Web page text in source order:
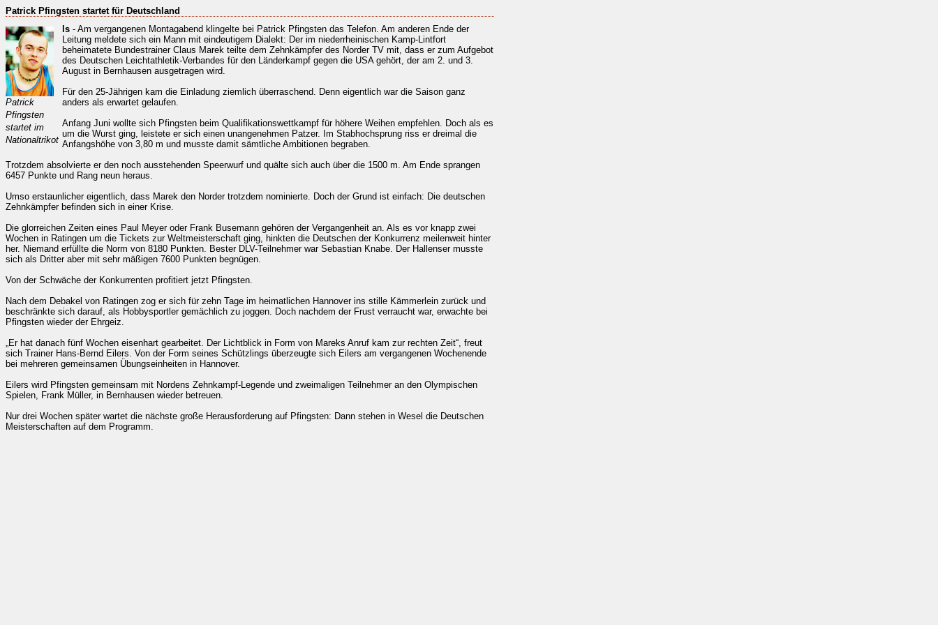
Patrick Pfingsten startet für Deutschland
Patrick
Pfingsten
startet im
Nationaltrikot
ls - Am vergangenen Montagabend klingelte bei Patrick Pfingsten das Telefon. Am anderen Ende der
Leitung meldete sich ein Mann mit eindeutigem Dialekt: Der im niederrheinischen Kamp-Lintfort
beheimatete Bundestrainer Claus Marek teilte dem Zehnkämpfer des Norder TV mit, dass er zum Aufgebot
des Deutschen Leichtathletik-Verbandes für den Länderkampf gegen die USA gehört, der am 2. und 3.
August in Bernhausen ausgetragen wird.
Für den 25-Jährigen kam die Einladung ziemlich überraschend. Denn eigentlich war die Saison ganz
anders als erwartet gelaufen.
Anfang Juni wollte sich Pfingsten beim Qualifikationswettkampf für höhere Weihen empfehlen. Doch als es
um die Wurst ging, leistete er sich einen unangenehmen Patzer. Im Stabhochsprung riss er dreimal die
Anfangshöhe von 3,80 m und musste damit sämtliche Ambitionen begraben.
Trotzdem absolvierte er den noch ausstehenden Speerwurf und quälte sich auch über die 1500 m. Am Ende sprangen
6457 Punkte und Rang neun heraus.
Umso erstaunlicher eigentlich, dass Marek den Norder trotzdem nominierte. Doch der Grund ist einfach: Die deutschen
Zehnkämpfer befinden sich in einer Krise.
Die glorreichen Zeiten eines Paul Meyer oder Frank Busemann gehören der Vergangenheit an. Als es vor knapp zwei
Wochen in Ratingen um die Tickets zur Weltmeisterschaft ging, hinkten die Deutschen der Konkurrenz meilenweit hinter
her. Niemand erfüllte die Norm von 8180 Punkten. Bester DLV-Teilnehmer war Sebastian Knabe. Der Hallenser musste
sich als Dritter aber mit sehr mäßigen 7600 Punkten begnügen.
Von der Schwäche der Konkurrenten profitiert jetzt Pfingsten.
Nach dem Debakel von Ratingen zog er sich für zehn Tage im heimatlichen Hannover ins stille Kämmerlein zurück und
beschränkte sich darauf, als Hobbysportler gemächlich zu joggen. Doch nachdem der Frust verraucht war, erwachte bei
Pfingsten wieder der Ehrgeiz.
„Er hat danach fünf Wochen eisenhart gearbeitet. Der Lichtblick in Form von Mareks Anruf kam zur rechten Zeit“, freut
sich Trainer Hans-Bernd Eilers. Von der Form seines Schützlings überzeugte sich Eilers am vergangenen Wochenende
bei mehreren gemeinsamen Übungseinheiten in Hannover.
Eilers wird Pfingsten gemeinsam mit Nordens Zehnkampf-Legende und zweimaligen Teilnehmer an den Olympischen
Spielen, Frank Müller, in Bernhausen wieder betreuen.
Nur drei Wochen später wartet die nächste große Herausforderung auf Pfingsten: Dann stehen in Wesel die Deutschen
Meisterschaften auf dem Programm.